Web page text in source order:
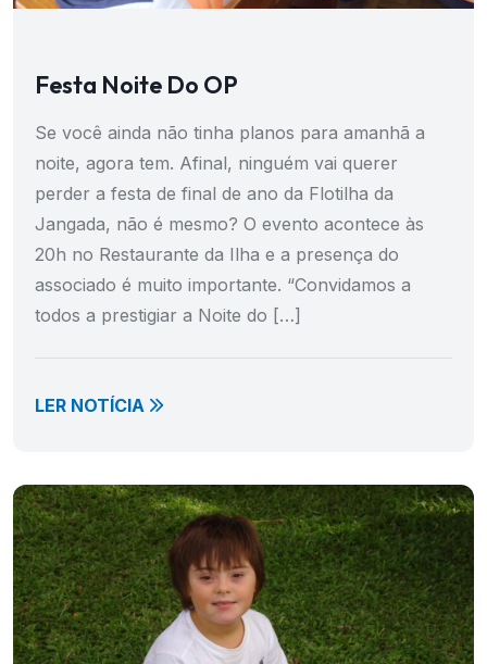
Festa Noite Do OP
Se você ainda não tinha planos para amanhã a
noite, agora tem. Afinal, ninguém vai querer
perder a festa de final de ano da Flotilha da
Jangada, não é mesmo? O evento acontece às
20h no Restaurante da Ilha e a presença do
associado é muito importante. “Convidamos a
todos a prestigiar a Noite do […]
LER NOTÍCIA